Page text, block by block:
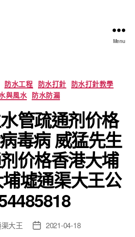
Menu
Categories
防水工程 防水打針 防水打針教學
與風水 防水防漏
管疏通剂价格
毒病 威猛先生
价格香港大埔
墟通渠大王公
大王
Post2021-04-18